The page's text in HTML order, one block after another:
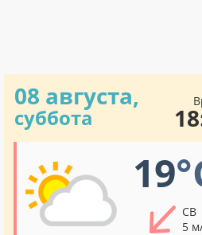
08 августа,
суббота
19
СВ
5